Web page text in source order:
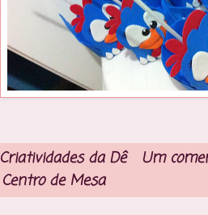
Criatividades da Dê
Um
Centro de Mesa